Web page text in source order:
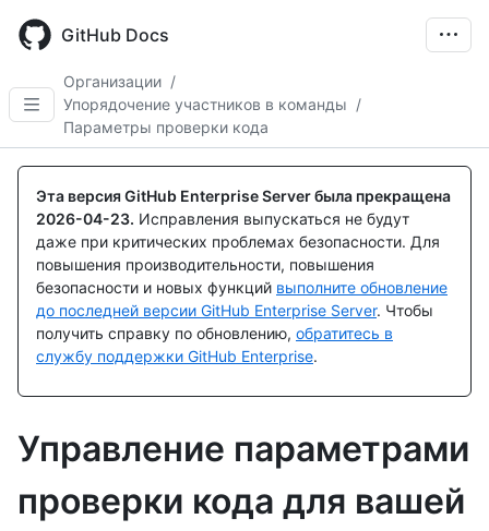
main
GitHub Docs
Организации /
Упорядочение участников в команды /
Параметры проверки кода
Эта версия GitHub Enterprise Server была прекращена
2026-04-23. Исправления выпускаться не будут
даже при критических проблемах безопасности. Для
повышения производительности, повышения
безопасности и новых функций выполните обновление
до последней версии GitHub Enterprise Server. Чтобы
получить справку по обновлению, обратитесь в
службу поддержки GitHub Enterprise.
Управление параметрами
проверки кода для вашей